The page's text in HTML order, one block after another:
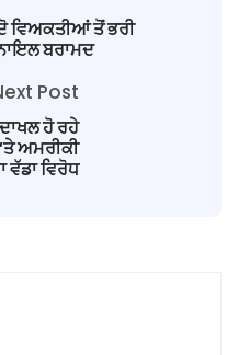
ਵਿਅਕਤੀਆਂ ਤੋਂ ਭਰੀ
ਬਰਾਮਦ
Post
ਹੋ ਰਹੇ
ਅਮਰੀਕੀ
ਵੱਡਾ ਵਿਰੋਧ